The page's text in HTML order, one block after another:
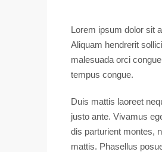
Lorem ipsum dolor sit
Aliquam hendrerit
malesuada orci
tempus congue.
Duis mattis laoreet
justo ante. Vivamus
dis parturient montes,
mattis. Phasellus